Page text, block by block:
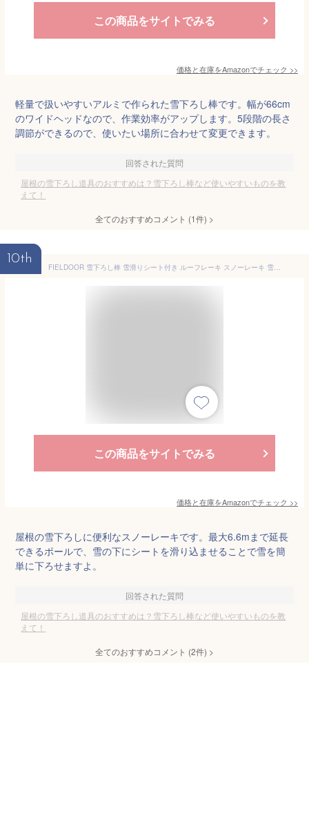
この商品をサイトでみる
価格と在庫をAmazonでチェック >>
軽量で扱いやすいアルミで作られた雪下ろし棒です。幅が66cm
のワイドヘッドなので、作業効率がアップします。5段階の長さ
調節ができるので、使いたい場所に合わせて変更できます。
回答された質問
屋根の雪下ろし道具のおすすめは？雪下ろし棒など使いやすいものを教
えて！
全てのおすすめコメント (1件) >
10th
FIELDOOR 雪下ろし棒 雪滑りシート付き ルーフレーキ スノーレーキ 雪落とし 除雪 屋根と雪の間にシートを滑り込ませてスムーズに雪下ろし 屋根 駐輪場 カーポート 最長6.6m ロング 長さ調節5段階 ワイドヘッド 48.5cm 軽量 アルミ製 雪害 転落事故防止
この商品をサイトでみる
価格と在庫をAmazonでチェック >>
屋根の雪下ろしに便利なスノーレーキです。最大6.6mまで延長
できるポールで、雪の下にシートを滑り込ませることで雪を簡
単に下ろせますよ。
回答された質問
屋根の雪下ろし道具のおすすめは？雪下ろし棒など使いやすいものを教
えて！
全てのおすすめコメント (2件) >